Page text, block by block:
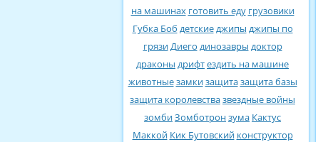
на машинах готовить еду грузовики
Губка Боб детскиеджипы джипы по
грязиДиего динозавры доктор
драконы дрифтездить на машине
животныезамкизащитазащита базы
защита королевствазвездные войны
зомбиЗомботронзума Кактус
Маккой Кик Бутовский конструктор